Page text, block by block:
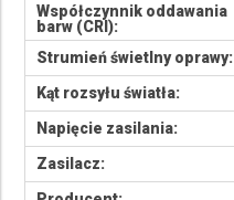
Współczynnik oddawania
barw (CRI):
Strumień świetlny oprawy:
Kąt rozsyłu światła:
Napięcie zasilania:
Zasilacz: